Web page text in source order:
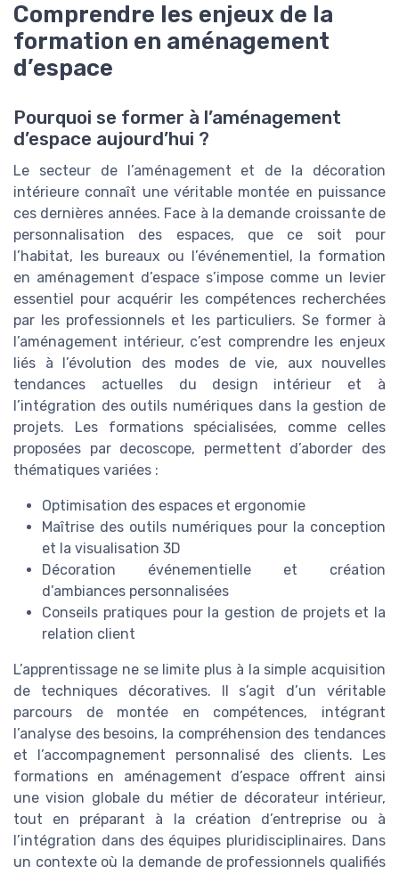
Comprendre les enjeux de la
formation en aménagement
d’espace
Pourquoi se former à l’aménagement
d’espace aujourd’hui ?
Le secteur de l’aménagement et de la décoration
intérieure connaît une véritable montée en puissance
ces dernières années. Face à la demande croissante de
personnalisation des espaces, que ce soit pour
l’habitat, les bureaux ou l’événementiel, la formation
en aménagement d’espace s’impose comme un levier
essentiel pour acquérir les compétences recherchées
par les professionnels et les particuliers. Se former à
l’aménagement intérieur, c’est comprendre les enjeux
liés à l’évolution des modes de vie, aux nouvelles
tendances actuelles du design intérieur et à
l’intégration des outils numériques dans la gestion de
projets. Les formations spécialisées, comme celles
proposées par decoscope, permettent d’aborder des
thématiques variées :
Optimisation des espaces et ergonomie
Maîtrise des outils numériques pour la conception
et la visualisation 3D
Décoration événementielle et création
d’ambiances personnalisées
Conseils pratiques pour la gestion de projets et la
relation client
L’apprentissage ne se limite plus à la simple acquisition
de techniques décoratives. Il s’agit d’un véritable
parcours de montée en compétences, intégrant
l’analyse des besoins, la compréhension des tendances
et l’accompagnement personnalisé des clients. Les
formations en aménagement d’espace offrent ainsi
une vision globale du métier de décorateur intérieur,
tout en préparant à la création d’entreprise ou à
l’intégration dans des équipes pluridisciplinaires. Dans
un contexte où la demande de professionnels qualifiés